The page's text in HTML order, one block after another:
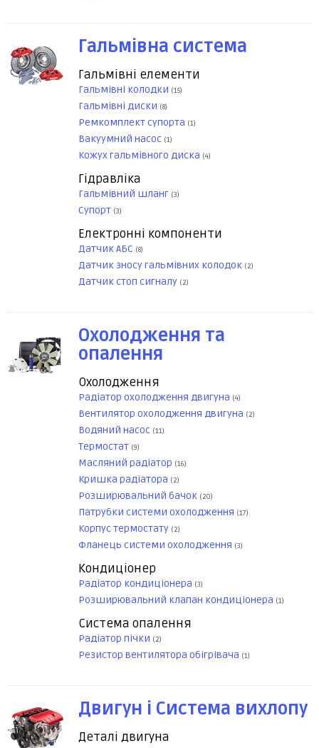
Гальмівна система
Гальмівні елементи
Гальмівні колодки (15)
Гальмівні диски (8)
Ремкомплект супорта (1)
Вакуумний насос (1)
Кожух гальмівного диска (4)
Гідравліка
Гальмівний шланг (3)
Супорт (3)
Електронні компоненти
Датчик АБС (8)
Датчик зносу гальмівних колодок (2)
Датчик стоп сигналу (2)
Охолодження та
опалення
Охолодження
Радіатор охолодження двигуна (4)
Вентилятор охолодження двигуна (2)
Водяний насос (11)
Термостат (9)
Масляний радіатор (16)
Кришка радіатора (2)
Розширювальний бачок (20)
Патрубки системи охолодження (17)
Корпус термостату (2)
Фланець системи охолодження (3)
Кондиціонер
Радіатор кондиціонера (3)
Розширювальний клапан кондиціонера (1)
Система опалення
Радіатор пічки (2)
Резистор вентилятора обігрівача (1)
Двигун і Система вихлопу
Деталі двигуна